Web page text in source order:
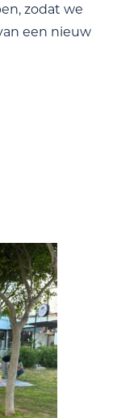
zodat we
een nieuw